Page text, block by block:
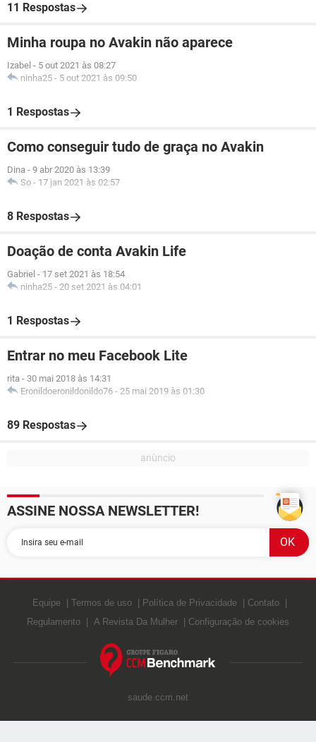
11 Respostas
Minha roupa no Avakin não aparece
Izabel - 5 out 2021 às 08:27
ninha25 - 5 out 2021 às 09:50
1 Respostas
Como conseguir tudo de graça no Avakin
Dina - 9 abr 2020 às 13:39
So - 17 jan 2021 às 02:57
8 Respostas
Doação de conta Avakin Life
Gabriel - 17 set 2021 às 18:54
ninha25 - 20 set 2021 às 04:01
1 Respostas
Entrar no meu Facebook Lite
rita - 30 mai 2018 às 14:31
Eronildoeronildonildo76 - 25 mai 2019 às 01:30
89 Respostas
ASSINE NOSSA NEWSLETTER!
Equipe Termos de uso Política de Privacidade
Contato
Regulamento
A Revista Da Mulher Configuração de cookies
saude.ccm.net